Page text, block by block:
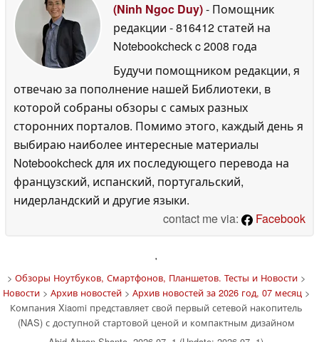
(Ninh Ngoc Duy)- Помощник
редакции - 816412 статей на
Notebookcheckc 2008 года
Будучи помощником редакции, я
отвечаю за пополнение нашей Библиотеки, в
которой собраны обзоры с самых разных
сторонних порталов. Помимо этого, каждый день я
выбираю наиболее интересные материалы
Notebookcheck для их последующего перевода на
французский, испанский, португальский,
нидерландский и другие языки.
contact me via:
Facebook
'
> Обзоры Ноутбуков, Смартфонов, Планшетов. Тесты и Новости>
Новости> Архив новостей> Архив новостей за 2026 год, 07 месяц>
Компания Xiaomi представляет свой первый сетевой накопитель
(NAS) с доступной стартовой ценой и компактным дизайном